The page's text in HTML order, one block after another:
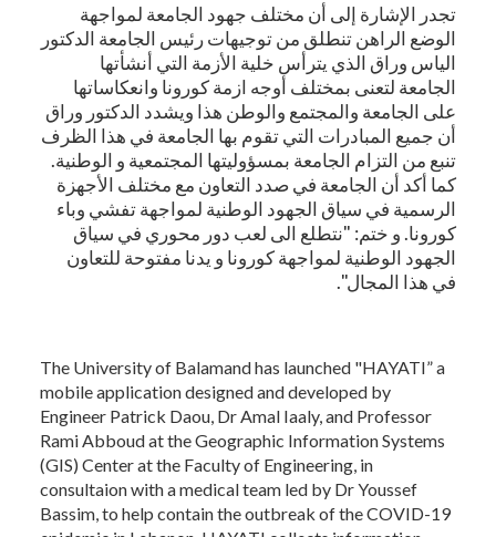
تجدر الإشارة إلى أن مختلف جهود الجامعة لمواجهة
الوضع الراهن تنطلق من توجيهات رئيس الجامعة الدكتور
الياس وراق الذي يترأس خلية الأزمة التي أنشأتها
الجامعة لتعنى بمختلف أوجه ازمة كورونا وانعكاساتها
على الجامعة والمجتمع والوطن هذا ويشدد الدكتور وراق
أن جميع المبادرات التي تقوم بها الجامعة في هذا الظرف
تنبع من التزام الجامعة بمسؤوليتها المجتمعية و الوطنية.
كما أكد أن الجامعة في صدد التعاون مع مختلف الأجهزة
الرسمية في سياق الجهود الوطنية لمواجهة تفشي وباء
كورونا. و ختم: "نتطلع الى لعب دور محوري في سياق
الجهود الوطنية لمواجهة كورونا و يدنا مفتوحة للتعاون
في هذا المجال".
The University of Balamand has launched "HAYATI” a
mobile application designed and developed by
Engineer Patrick Daou, Dr Amal Iaaly, and Professor
Rami Abboud at the Geographic Information Systems
(GIS) Center at the Faculty of Engineering, in
consultaion with a medical team led by Dr Youssef
Bassim, to help contain the outbreak of the COVID-19